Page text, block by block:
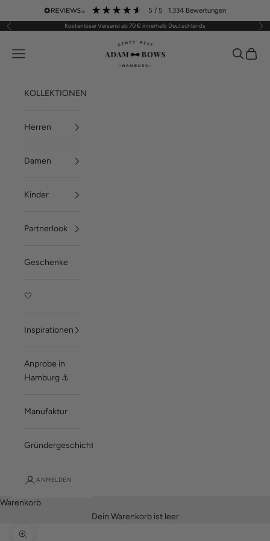
Zum Inhalt springen 5 / 5 1.334 Bewertungen
Zurück Kostenloser Versand ab 70 € innerhalb Deutschlands Vor
ADAM BOWS
Menü Suchen
KOLLEKTIONEN
Herren
Damen
Kinder
Partnerlook
Geschenke
🤍
Inspirationen
Anprobe in
Hamburg ⚓
Manufaktur
Gründergeschichte
ANMELDEN
Warenkorb
Dein Warenkorb ist leer